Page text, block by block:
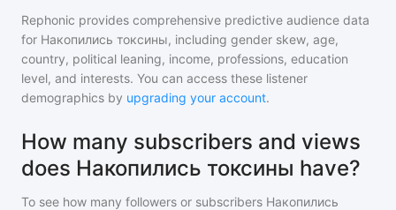
Rephonic provides comprehensive predictive audience data
for Накопились токсины, including gender skew, age,
country, political leaning, income, professions, education
level, and interests. You can access these listener
demographics by upgrading your account.
How many subscribers and views
does Накопились токсины have?
To see how many followers or subscribers Накопились